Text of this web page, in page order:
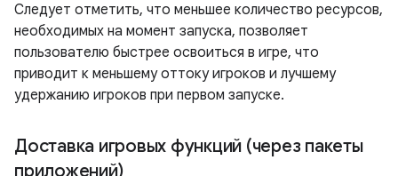
Следует отметить, что меньшее количество ресурсов,
необходимых на момент запуска, позволяет
пользователю быстрее освоиться в игре, что
приводит к меньшему оттоку игроков и лучшему
удержанию игроков при первом запуске.
Доставка игровых функций (через пакеты
приложений)